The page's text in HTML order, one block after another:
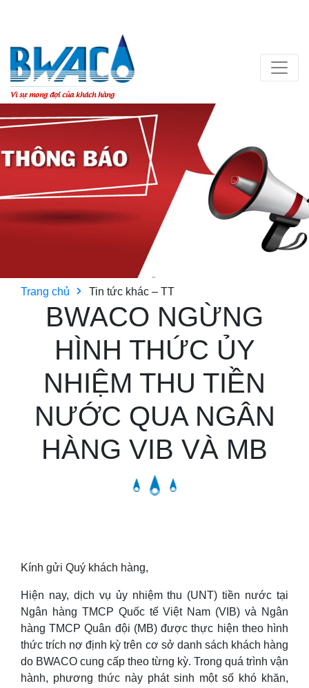
Vì sự mong đợi của khách hàng
Trang chủ Tin tức khác – TT
BWACO NGỪNG
HÌNH THỨC ỦY
NHIỆM THU TIỀN
NƯỚC QUA NGÂN
HÀNG VIB VÀ MB
Kính gửi Quý khách hàng,
Hiện nay, dịch vụ ủy nhiệm thu (UNT) tiền nước tại
Ngân hàng TMCP Quốc tế Việt Nam (VIB) và Ngân
hàng TMCP Quân đội (MB) được thực hiện theo hình
thức trích nợ định kỳ trên cơ sở danh sách khách hàng
do BWACO cung cấp theo từng kỳ. Trong quá trình vận
hành, phương thức này phát sinh một số khó khăn,